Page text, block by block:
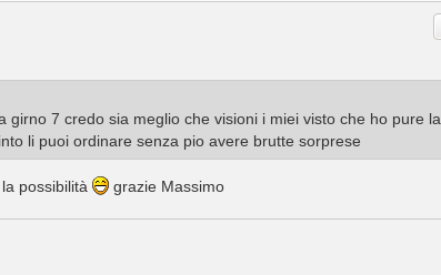
7 credo sia meglio che visioni i miei visto che ho pure la
li puoi ordinare senza pio avere brutte sorprese
possibilità grazie Massimo